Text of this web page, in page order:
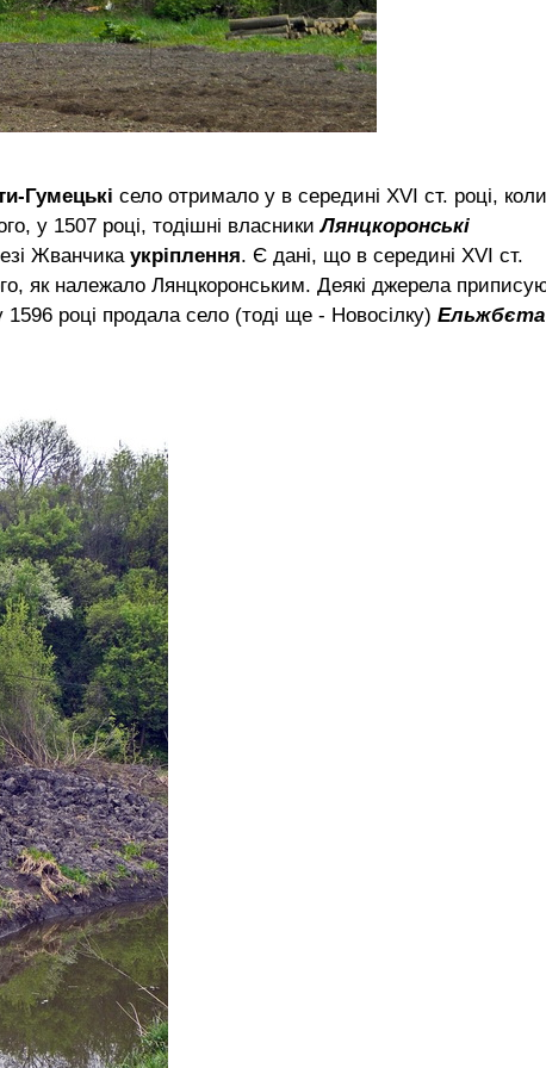
Гумецькі село отримало у в середині XVI ст. році, коли
у 1507 році, тодішні власникиЛянцкоронські
Жванчика укріплення. Є дані, що в середині XVI ст.
як належало Лянцкоронським. Деякі джерела
році продала село (тоді ще - Новосілку) Ельжбєта